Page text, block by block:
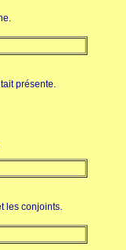
présente.
les conjoints.